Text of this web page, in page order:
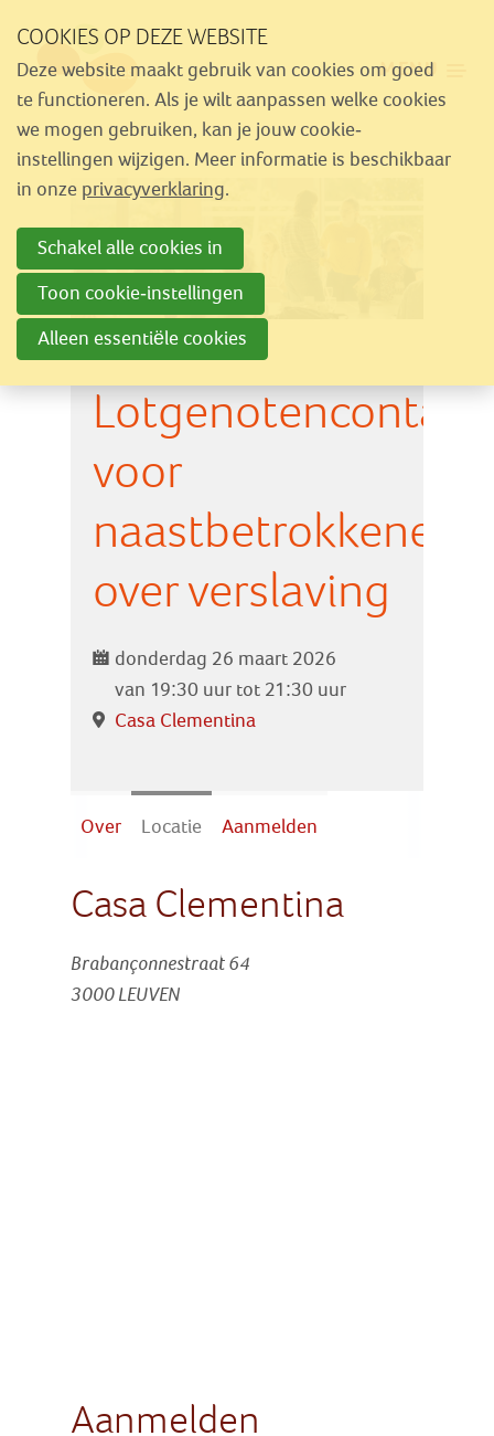
links
over
Spring
naar
navigatie
naar
hoofdinhoud
MENU
Lotgenotencontact
voor
naastbetrokkenen
over verslaving
donderdag 26 maart 2026
van 19:30 uur tot 21:30 uur
Casa Clementina
Over Locatie Aanmelden
Casa Clementina
Brabançonnestraat 64
3000 LEUVEN
Aanmelden
Aanbod
Nieuws
Activiteiten
Over Similes
Contact
Lid worden
Vrijwilliger worden
Inloggen
COOKIES OP DEZE WEBSITE
Deze website maakt gebruik van cookies om goed
te functioneren. Als je wilt aanpassen welke cookies
we mogen gebruiken, kan je jouw cookie-
instellingen wijzigen. Meer informatie is beschikbaar
in onze privacyverklaring.
Schakel alle cookies in
Toon cookie-instellingen
Alleen essentiële cookies